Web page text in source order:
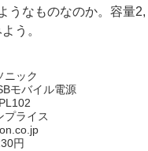
うなものなのか。容量2,
う。
ニック
モバイル電源
プライス
円